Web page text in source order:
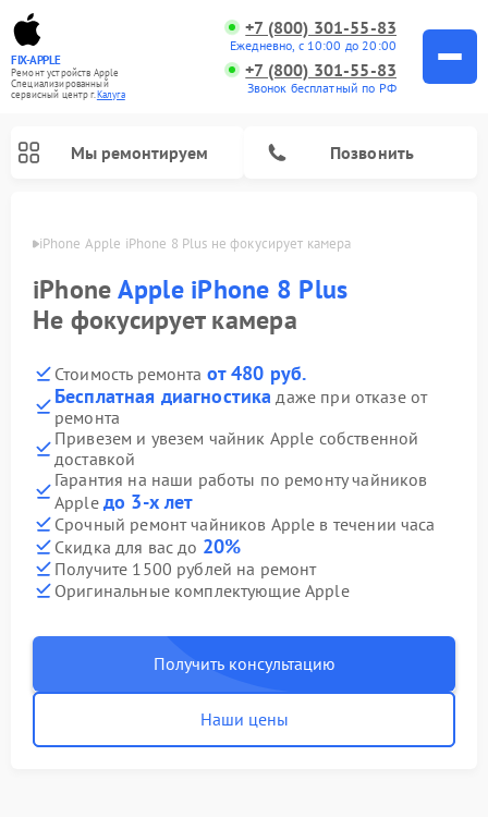
FIX-APPLE
Ремонт устройств Apple
Специализированный
cервисный центр г.Калуга
+7 (800) 301-55-83
Ежедневно, с 10:00 до 20:00
+7 (800) 301-55-83
Звонок бесплатный по РФ
Мы ремонтируем Позвонить
iPhone Apple iPhone 8 Plus не фокусирует камера
iPhoneApple iPhone 8 Plus
Не фокусирует камера
Стоимость ремонта от 480 руб.
Бесплатная диагностика даже при отказе от
ремонта
Привезем и увезем чайник Apple собственной
доставкой
Гарантия на наши работы по ремонту чайников
Apple до 3-х лет
Срочный ремонт чайников Apple в течении часа
Скидка для вас до 20%
Получите 1500 рублей на ремонт
Оригинальные комплектующие Apple
Получить консультацию
Наши цены